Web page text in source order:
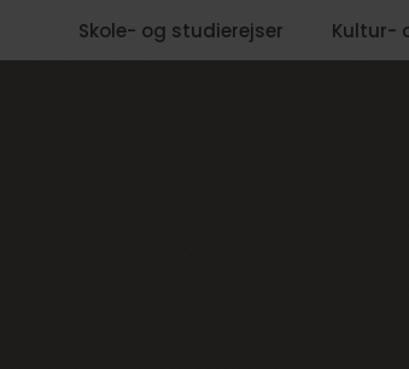
Skole- og studierejser Kultur-